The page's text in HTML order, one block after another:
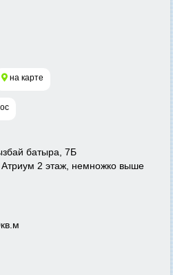
на карте
батыра, 7Б
2 этаж, немножко выше